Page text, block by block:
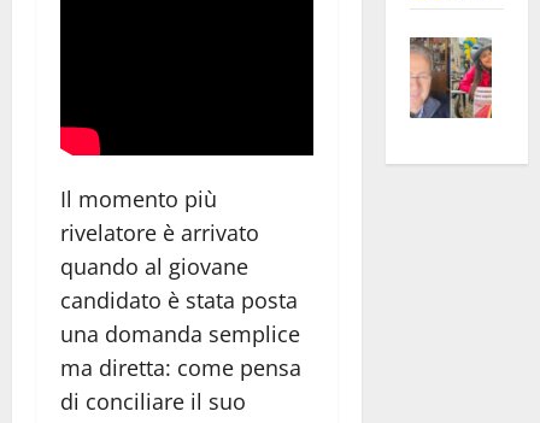
Il momento più
rivelatore è arrivato
quando al giovane
candidato è stata posta
una domanda semplice
ma diretta: come pensa
di conciliare il suo
euro
apre